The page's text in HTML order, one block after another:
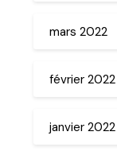
mars 2022
février 2022
janvier 2022